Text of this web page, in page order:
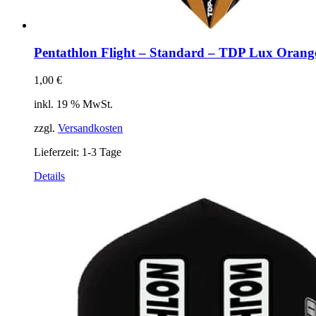
Pentathlon Flight – Standard – TDP Lux
1,00 €
inkl. 19 % MwSt.
zzgl. Versandkosten
Lieferzeit: 1-3 Tage
Details